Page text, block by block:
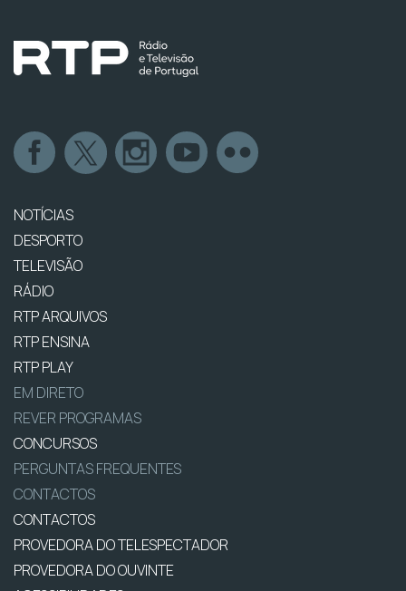
NOTÍCIAS
DESPORTO
TELEVISÃO
RÁDIO
RTP ARQUIVOS
RTP ENSINA
RTP PLAY
EM DIRETO
REVER PROGRAMAS
CONCURSOS
PERGUNTAS FREQUENTES
CONTACTOS
CONTACTOS
PROVEDORA DO TELESPECTADOR
PROVEDORA DO OUVINTE